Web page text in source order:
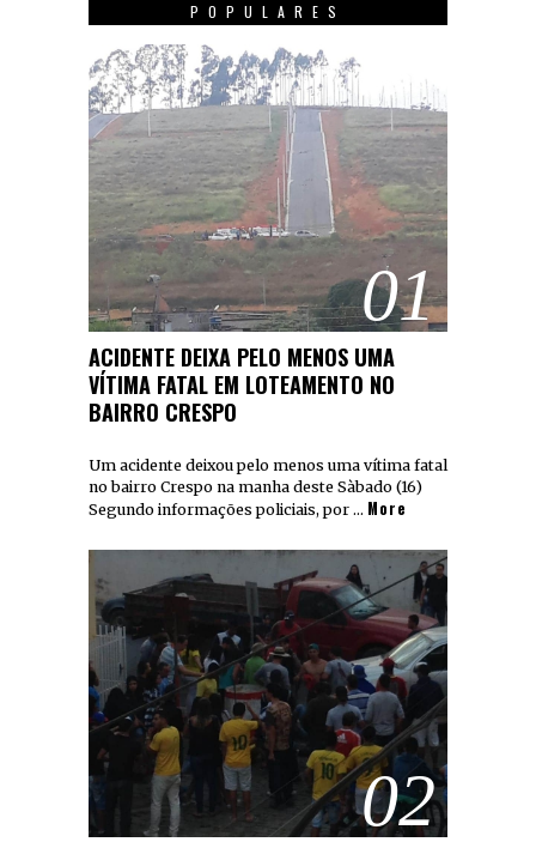
POPULARES
01
ACIDENTE DEIXA PELO MENOS UMA
VÍTIMA FATAL EM LOTEAMENTO NO
BAIRRO CRESPO
Um acidente deixou pelo menos uma vítima fatal
no bairro Crespo na manha deste Sàbado (16)
Segundo informações policiais, por … More
02